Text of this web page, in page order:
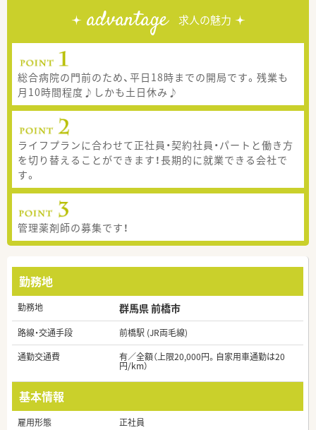
advantage 求人の魅力
総合病院の門前のため、平日18時までの開局です。残業も
月10時間程度♪しかも土日休み♪
ライフプランに合わせて正社員・契約社員・パートと働き方
を切り替えることができます！長期的に就業できる会社で
す。
管理薬剤師の募集です！
勤務地
勤務地 群馬県 前橋市
路線・交通手段
前橋駅 (JR両毛線)
通勤交通費
有／全額（上限20,000円。⾃家⽤⾞通勤は20
円/km）
基本情報
雇用形態
正社員